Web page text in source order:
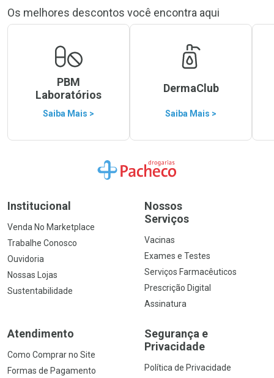
Os melhores descontos você encontra aqui
PBM
Laboratórios
Saiba Mais >
DermaClub
Saiba Mais >
Ir para a Home
Institucional
Venda No Marketplace
Trabalhe Conosco
Ouvidoria
Nossas Lojas
Sustentabilidade
Nossos
Serviços
Vacinas
Exames e Testes
Serviços Farmacêuticos
Prescrição Digital
Assinatura
Atendimento
Como Comprar no Site
Formas de Pagamento
Segurança e
Privacidade
Política de Privacidade